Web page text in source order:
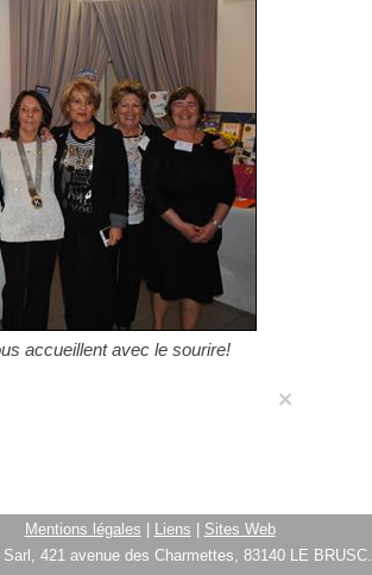
accueillent avec le sourire!
×
Mentions légales Liens
Sites Web
421 avenue des Charmettes, 83140 LE BRUSC.